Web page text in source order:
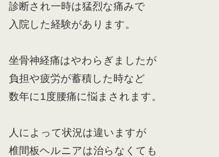
診断され一時は猛烈な痛みで
入院した経験があります。
坐骨神経痛はやわらぎましたが
負担や疲労が蓄積した時など
数年に1度腰痛に悩まされます。
人によって状況は違いますが
椎間板ヘルニアは治らなくても